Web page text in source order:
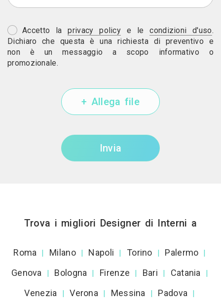
Accetto laprivacy policy e lecondizioni d'uso.
Dichiaro che questa è una richiesta di preventivo e
non è un messaggio a scopo informativo o
promozionale.
+ Allega file
Invia
Trova i migliori Designer di Interni a
Roma | Milano | Napoli | Torino | Palermo |
Genova | Bologna | Firenze | Bari | Catania |
Venezia | Verona | Messina | Padova |